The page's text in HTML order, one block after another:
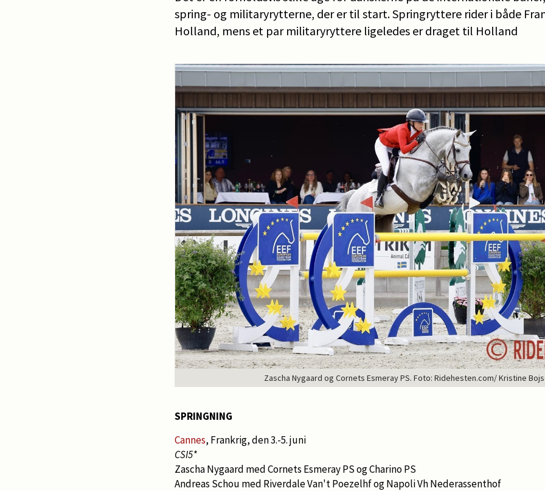
spring- og militaryrytterne, der er til start. Springryttere rider i både
Holland, mens et par militaryryttere ligeledes er draget til Holland
Zascha Nygaard og Cornets Esmeray PS. Foto: Ridehesten.com/ Kristine
SPRINGNING
Cannes, Frankrig, den 3.-5. juni
CSI5*
Zascha Nygaard med Cornets Esmeray PS og Charino PS
Andreas Schou med Riverdale Van't Poezelhf og Napoli Vh Nederassenthof